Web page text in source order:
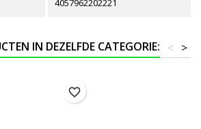
4057962202221
IN DEZELFDE CATEGORIE: >
<
favorite_border